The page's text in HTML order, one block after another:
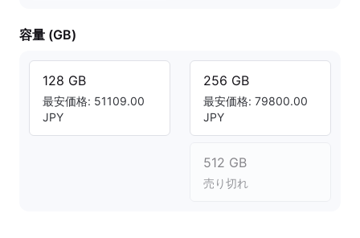
容量 (GB)
128 GB
最安価格: 51109.00
JPY
256 GB
最安価格: 79800.00
JPY
512 GB
売り切れ